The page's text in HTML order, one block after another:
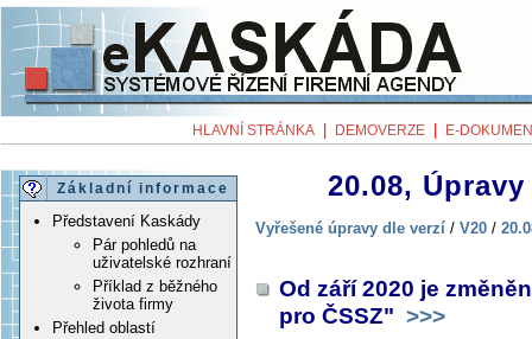
HLAVNÍ STRÁNKA DEMOVERZE E-
Základní informace
Představení Kaskády
Pár pohledů na
uživatelské rozhraní
Příklad z běžného
života firmy
Přehled oblastí
20.08,
Vyřešené úpravy dle verzí / V20 /
Od září 2020 je
pro ČSSZ" >>>